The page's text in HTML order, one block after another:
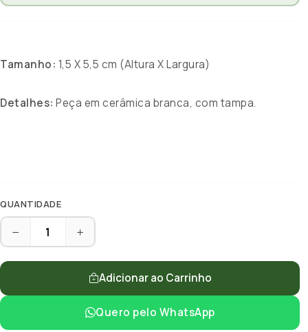
Tamanho: 1,5 X 5,5 cm (Altura X Largura)
Detalhes: Peça em cerâmica branca, com tampa.
QUANTIDADE
Adicionar ao Carrinho
Quero pelo WhatsApp